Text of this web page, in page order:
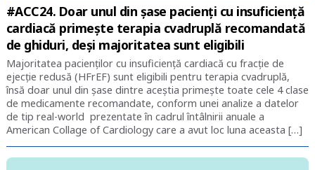
#ACC24. Doar unul din şase pacienţi cu insuficienţă
cardiacă primeşte terapia cvadruplă recomandată
de ghiduri, deşi majoritatea sunt eligibili
Majoritatea pacienţilor cu insuficienţă cardiacă cu fracţie de
ejecţie redusă (HFrEF) sunt eligibili pentru terapia cvadruplă,
însă doar unul din şase dintre aceştia primeşte toate cele 4 clase
de medicamente recomandate, conform unei analize a datelor
de tip real-world prezentate în cadrul întâlnirii anuale a
American Collage of Cardiology care a avut loc luna aceasta […]